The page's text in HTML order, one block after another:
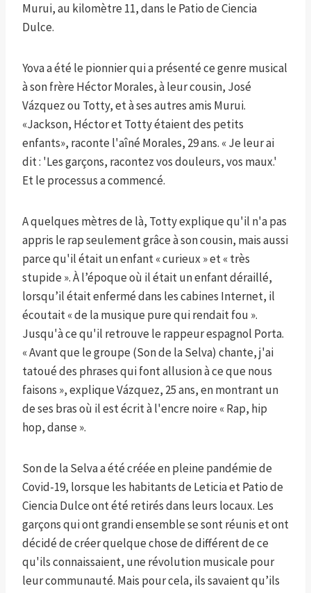
Murui, au kilomètre 11, dans le Patio de Ciencia
Dulce.
Yova a été le pionnier qui a présenté ce genre musical
à son frère Héctor Morales, à leur cousin, José
Vázquez ou Totty, et à ses autres amis Murui.
«Jackson, Héctor et Totty étaient des petits
enfants», raconte l'aîné Morales, 29 ans. « Je leur ai
dit : 'Les garçons, racontez vos douleurs, vos maux.'
Et le processus a commencé.
A quelques mètres de là, Totty explique qu'il n'a pas
appris le rap seulement grâce à son cousin, mais aussi
parce qu'il était un enfant « curieux » et « très
stupide ». À l’époque où il était un enfant déraillé,
lorsqu’il était enfermé dans les cabines Internet, il
écoutait « de la musique pure qui rendait fou ».
Jusqu'à ce qu'il retrouve le rappeur espagnol Porta.
« Avant que le groupe (Son de la Selva) chante, j'ai
tatoué des phrases qui font allusion à ce que nous
faisons », explique Vázquez, 25 ans, en montrant un
de ses bras où il est écrit à l'encre noire « Rap, hip
hop, danse ».
Son de la Selva a été créée en pleine pandémie de
Covid-19, lorsque les habitants de Leticia et Patio de
Ciencia Dulce ont été retirés dans leurs locaux. Les
garçons qui ont grandi ensemble se sont réunis et ont
décidé de créer quelque chose de différent de ce
qu'ils connaissaient, une révolution musicale pour
leur communauté. Mais pour cela, ils savaient qu’ils